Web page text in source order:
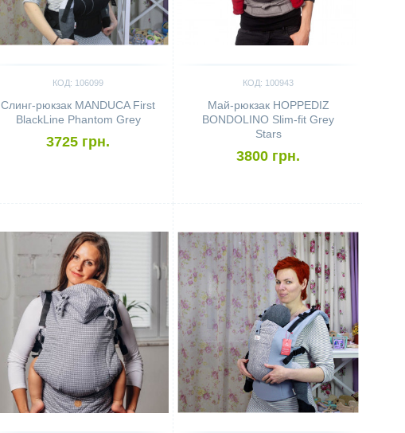
КОД: 106099
Слинг-рюкзак MANDUCA First
BlackLine Phantom Grey
3725 грн.
КОД: 100943
Май-рюкзак HOPPEDIZ
BONDOLINO Slim-fit Grey
Stars
3800 грн.